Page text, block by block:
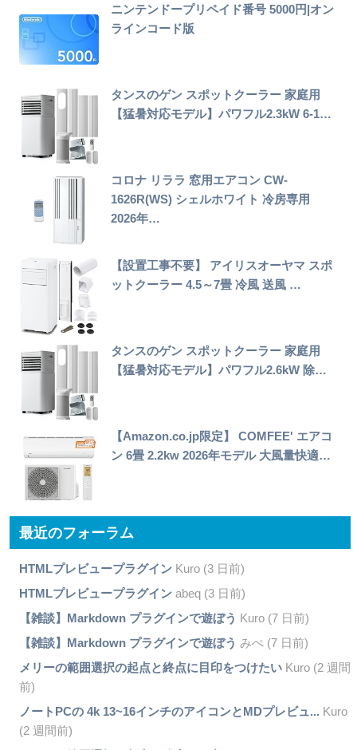
ニンテンドープリペイド番号 5000円|オン
ラインコード版
タンスのゲン スポットクーラー 家庭用
【猛暑対応モデル】パワフル2.3kW 6-1…
コロナ リララ 窓用エアコン CW-
1626R(WS) シェルホワイト 冷房専用
2026年…
【設置工事不要】 アイリスオーヤマ スポ
ットクーラー 4.5～7畳 冷風 送風 …
タンスのゲン スポットクーラー 家庭用
【猛暑対応モデル】パワフル2.6kW 除…
【Amazon.co.jp限定】 COMFEE' エアコ
ン 6畳 2.2kw 2026年モデル 大風量快適…
最近のフォーラム
HTMLプレビュープラグインKuro (3 日前)
HTMLプレビュープラグインabeq (3 日前)
【雑談】Markdown プラグインで遊ぼう Kuro (7 日前)
【雑談】Markdown プラグインで遊ぼう みぺ (7 日前)
メリーの範囲選択の起点と終点に目印をつけたいKuro (2 週間
前)
ノートPCの 4k 13~16インチのアイコンとMDプレビュ... Kuro
(2 週間前)